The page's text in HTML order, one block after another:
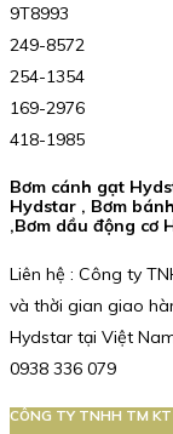
9T8993
249-8572
254-1354
169-2976
418-1985
Bơm cánh gạt
Hydstar , Bơm
,Bơm dầu động cơ
Liên hệ : Công ty
và thời gian giao
Hydstar tại Việt
0938 336 079
CÔNG TY TNHH TM